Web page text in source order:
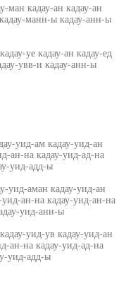
ман кадау-ан кадау-ан
манн-ы кадау-анн-ы
уе кадау-ан кадау-ед
увв-и кадау-анн-ы
уид-ам кадау-уид-ан
ан-на кадау-уид-ад-на
уид-адд-ы
уид-аман кадау-уид-ан
ан-на кадау-уид-ан-на
уид-анн-ы
уид-ув кадау-уид-ан
ан-на кадау-уид-ад-на
уид-адд-ы